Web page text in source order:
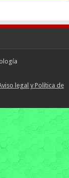
legal y Política de